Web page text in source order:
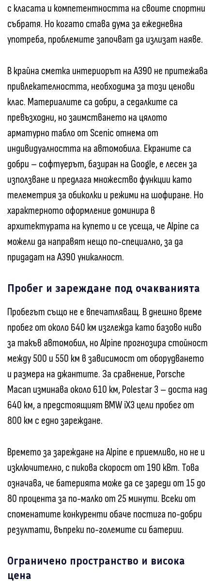
с класата и компетентността на своите спортни
събратя. Но когато става дума за ежедневна
употреба, проблемите започват да излизат наяве.
В крайна сметка интериорът на A390 не притежава
привлекателността, необходима за този ценови
клас. Материалите са добри, а седалките са
превъзходни, но заимстването на цялото
арматурно табло от Scenic отнема от
индивидуалността на автомобила. Екраните са
добри – софтуерът, базиран на Google, е лесен за
използване и предлага множество функции като
телеметрия за обиколки и режими на шофиране. Но
характерното оформление доминира в
архитектурата на купето и се усеща, че Alpine са
можели да направят нещо по-специално, за да
придадат на A390 уникалност.
Пробег и зареждане под очакванията
Пробегът също не е впечатляващ. В днешно време
пробег от около 640 км изглежда като базово ниво
за такъв автомобил, но Alpine прогнозира стойност
между 500 и 550 км в зависимост от оборудването
и размера на джантите. За сравнение, Porsche
Macan изминава около 610 км, Polestar 3 – доста над
640 км, а предстоящият BMW iX3 цели пробег от
800 км с едно зареждане.
Времето за зареждане на Alpine е приемливо, но не и
изключително, с пикова скорост от 190 кВт. Това
означава, че батерията може да се зареди от 15 до
80 процента за по-малко от 25 минути. Всеки от
споменатите конкуренти обаче постига по-добри
резултати, въпреки по-големите си батерии.
Ограничено пространство и висока
цена